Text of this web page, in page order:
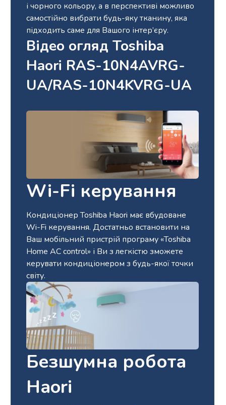
і чорного кольору, а в перспективі можливо
самостійно вибрати будь-яку тканину, яка
підходить саме для Вашого інтер’єру.
Відео огляд Toshiba
Haori RAS-10N4AVRG-
UA/RAS-10N4KVRG-UA
Wi-Fi керування
Кондиціонер Toshiba Haori має вбудоване
Wi-Fi керування. Достатньо встановити на
Ваш мобільний пристрій програму «Toshiba
Home AC control» і Ви з легкістю зможете
керувати кондиціонером з будь-якої точки
світу.
Безшумна робота
Haori